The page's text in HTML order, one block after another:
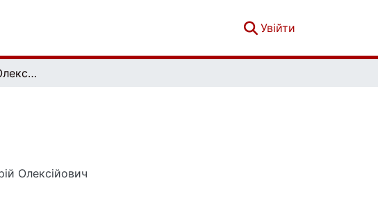
Увійти
Фесенко, Андрій Олексійович
Олексійович